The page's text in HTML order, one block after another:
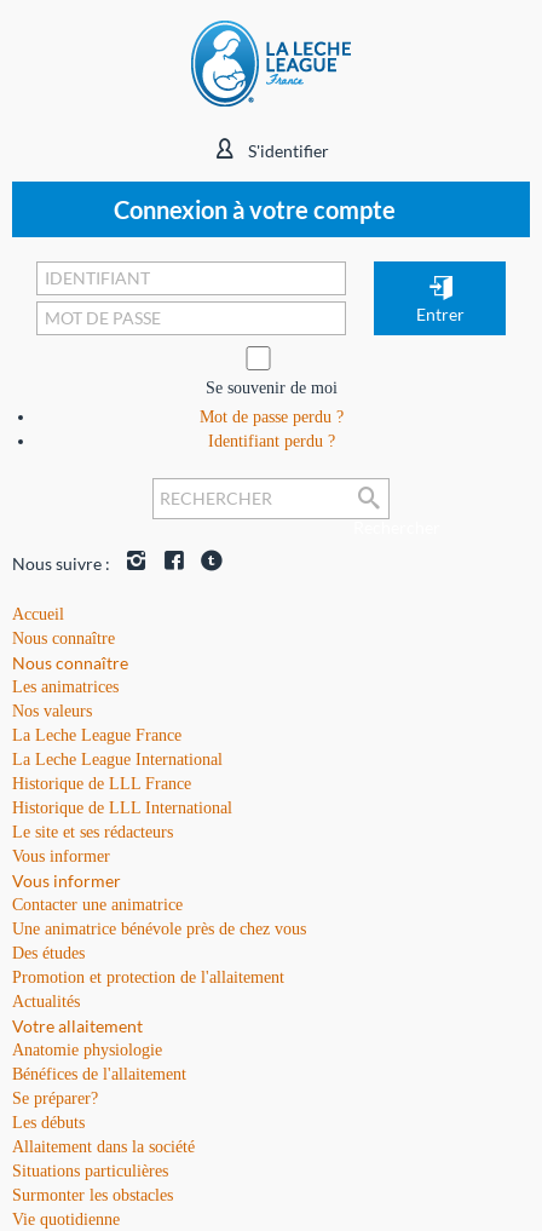
S'identifier
Connexion à votre compte
Se souvenir de moi
Mot de passe perdu ?
Identifiant perdu ?
Nous suivre :
Accueil
Nous connaître
Nous connaître
Les animatrices
Nos valeurs
La Leche League France
La Leche League International
Historique de LLL France
Historique de LLL International
Le site et ses rédacteurs
Vous informer
Vous informer
Contacter une animatrice
Une animatrice bénévole près de chez vous
Des études
Promotion et protection de l'allaitement
Actualités
Votre allaitement
Anatomie physiologie
Bénéfices de l'allaitement
Se préparer?
Les débuts
Allaitement dans la société
Situations particulières
Surmonter les obstacles
Vie quotidienne